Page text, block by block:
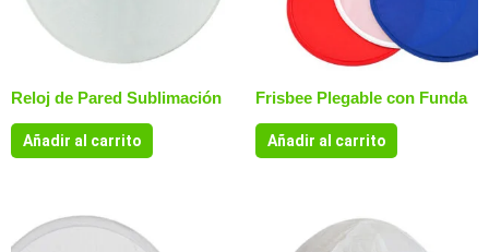
Reloj de Pared Sublimación
Añadir al carrito
Frisbee Plegable con Funda
Añadir al carrito